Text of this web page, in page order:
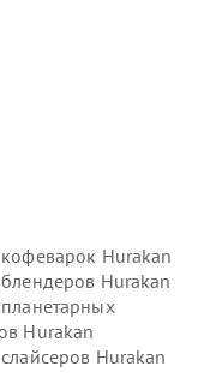
Hurakan
Hurakan
Hurakan
Hurakan